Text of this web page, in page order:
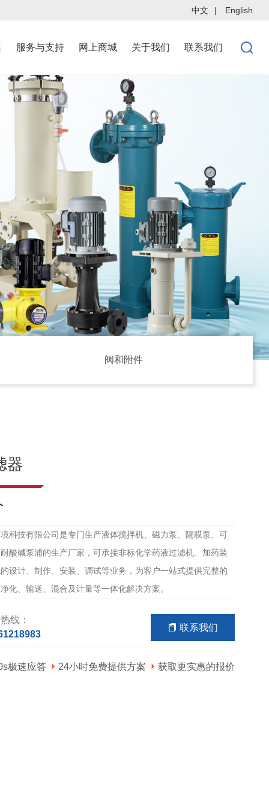
中文 | English
服务与支持 网上商城 关于我们 联系我们
阀和附件
器
科技有限公司是专门生产液体搅拌机、磁力泵、隔膜泵、可
酸碱泵浦的生产厂家，可承接非标化学药液过滤机、加药装
设计、制作、安装、调试等业务，为客户一站式提供完整的
化、输送、混合及计量等一体化解决方案。
线：
联系我们
极速应答 24小时免费提供方案 获取更实惠的报价